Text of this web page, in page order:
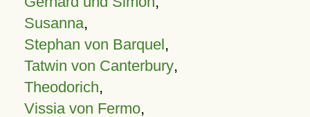
Susanna,
Stephan von Barquel,
Tatwin von Canterbury,
Theodorich,
Vissia von Fermo,